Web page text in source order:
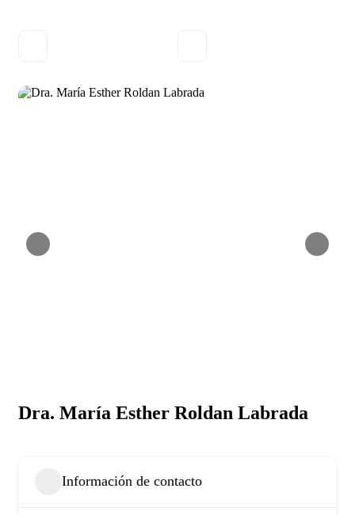
Dra. María Esther Roldan Labrada
Información de contacto